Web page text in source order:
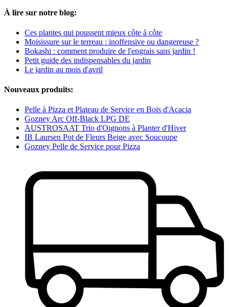
À lire sur notre blog:
Ces plantes qui poussent mieux côte à côte
Moisissure sur le terreau : inoffensive ou dangereuse ?
Bokashi : comment produire de l'engrais sans jardin !
Petit guide des indispensables du jardin
Le jardin au mois d'avril
Nouveaux produits:
Pelle à Pizza et Plateau de Service en Bois d'Acacia
Gozney Arc Off-Black LPG DE
AUSTROSAAT Trio d'Oignons à Planter d'Hiver
IB Laursen Pot de Fleurs Beige avec Soucoupe
Gozney Pelle de Service pour Pizza